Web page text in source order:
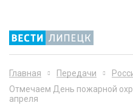
Главная Передачи
Отмечаем День пожарной
апреля